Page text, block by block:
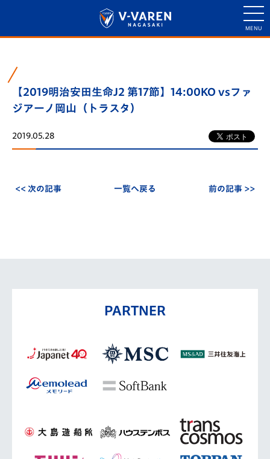
【2019明治安田生命J2 第17節】14:00KO vsファ
ジアーノ岡山（トラスタ）
2019.05.28
<< 次の記事 一覧へ戻る 前の記事 >>
PARTNER